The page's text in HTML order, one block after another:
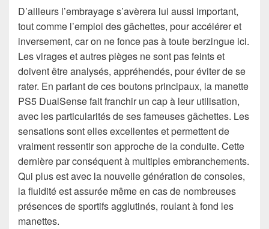
D’ailleurs l’embrayage s’avèrera lui aussi important,
tout comme l’emploi des gâchettes, pour accélérer et
inversement, car on ne fonce pas à toute berzingue ici.
Les virages et autres pièges ne sont pas feints et
doivent être analysés, appréhendés, pour éviter de se
rater. En parlant de ces boutons principaux, la manette
PS5 DualSense fait franchir un cap à leur utilisation,
avec les particularités de ses fameuses gâchettes. Les
sensations sont elles excellentes et permettent de
vraiment ressentir son approche de la conduite. Cette
dernière par conséquent à multiples embranchements.
Qui plus est avec la nouvelle génération de consoles,
la fluidité est assurée même en cas de nombreuses
présences de sportifs agglutinés, roulant à fond les
manettes.